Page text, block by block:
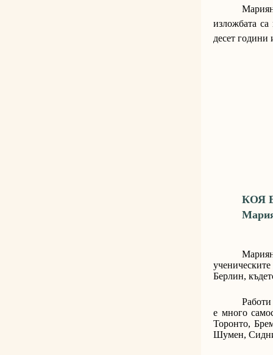
изложбата
десет години
КОЯ
Берлин,
е много
Торонто,
Шумен, Сидни